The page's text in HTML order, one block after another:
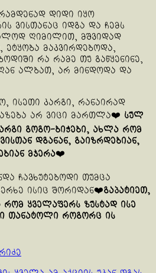
დიდი იყო
ვისთანაც იდგა და ჩემს
ღიმილით, მშვიდად
ეტყობა მაკვირდებოდა,
რა რამე თუ გაწყენინე,
ალბათ, არ მინდოდა და
ისეთი კარგი, რანაირად
არ ვიცი მართლა❤️ სულ
გოგო-ბიჭები, ახლა რომ
დგანან, გაიზრდებიან,
მჯერა❤️
ჩავხუტებოდი თუმცა
ისიც შორიდან❤️გაპატიეთ,
ყველაფერს ზუსტად ისე
თანატოლი როგორც ის